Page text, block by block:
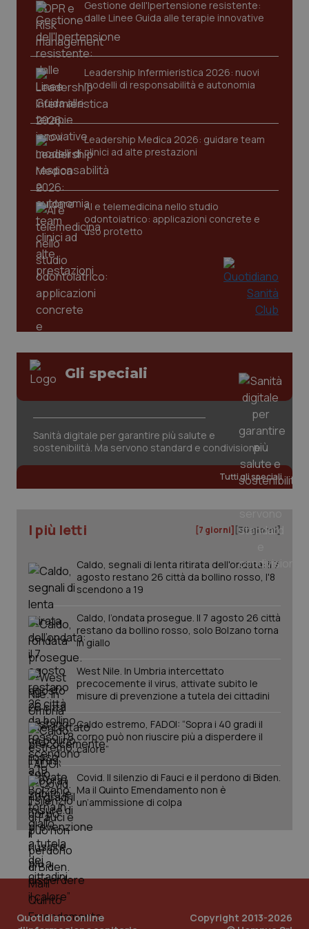
Gestione dell'Ipertensione resistente:
dalle Linee Guida alle terapie innovative
Leadership Infermieristica 2026: nuovi
modelli di responsabilità e autonomia
Leadership Medica 2026: guidare team
clinici ad alte prestazioni
AI e telemedicina nello studio
odontoiatrico: applicazioni concrete e
uso protetto
Gli speciali
Sanità digitale per garantire più salute e
sostenibilità. Ma servono standard e condivisione
Tutti gli speciali
I più letti [7 giorni] [30 giorni]
Caldo, segnali di lenta ritirata dell'ondata: il 7
agosto restano 26 città da bollino rosso, l'8
scendono a 19
Caldo, l’ondata prosegue. Il 7 agosto 26 città
restano da bollino rosso, solo Bolzano torna
in giallo
West Nile. In Umbria intercettato
precocemente il virus, attivate subito le
misure di prevenzione a tutela dei cittadini
Caldo estremo, FADOI: “Sopra i 40 gradi il
corpo può non riuscire più a disperdere il
calore”
Covid. Il silenzio di Fauci e il perdono di Biden.
Ma il Quinto Emendamento non è
un’ammissione di colpa
Quotidiano online
Copyright 2013-2026
Nome
Fornitore/Dominio
VISITOR_PRIVACY_METADATA
CookieScript
www.quotidianosanita.it
tracking-enable
www.quotidianosanita.it
_ga